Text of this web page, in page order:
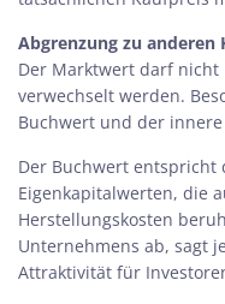
Abgrenzung zu anderen
Der Marktwert darf
verwechselt werden.
Buchwert und der innere
Der Buchwert entspricht
Eigenkapitalwerten, die
Herstellungskosten
Unternehmens ab, sagt
Attraktivität für